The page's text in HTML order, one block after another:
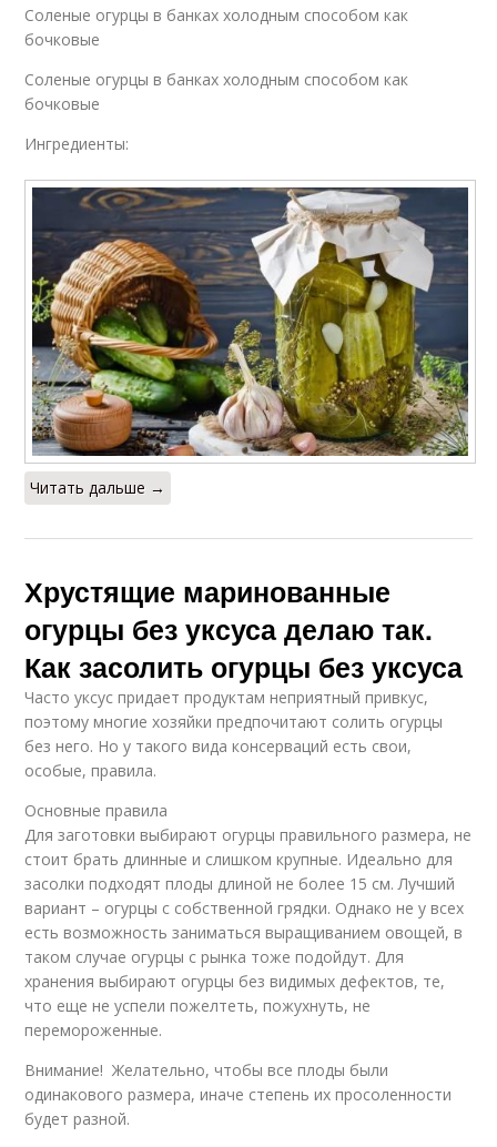
Соленые огурцы в банках холодным способом как
бочковые
Соленые огурцы в банках холодным способом как
бочковые
Ингредиенты:
Читать дальше →
Хрустящие маринованные
огурцы без уксуса делаю так.
Как засолить огурцы без уксуса
Часто уксус придает продуктам неприятный привкус,
поэтому многие хозяйки предпочитают солить огурцы
без него. Но у такого вида консерваций есть свои,
особые, правила.
Основные правила
Для заготовки выбирают огурцы правильного размера, не
стоит брать длинные и слишком крупные. Идеально для
засолки подходят плоды длиной не более 15 см. Лучший
вариант – огурцы с собственной грядки. Однако не у всех
есть возможность заниматься выращиванием овощей, в
таком случае огурцы с рынка тоже подойдут. Для
хранения выбирают огурцы без видимых дефектов, те,
что еще не успели пожелтеть, пожухнуть, не
перемороженные.
Внимание! Желательно, чтобы все плоды были
одинакового размера, иначе степень их просоленности
будет разной.